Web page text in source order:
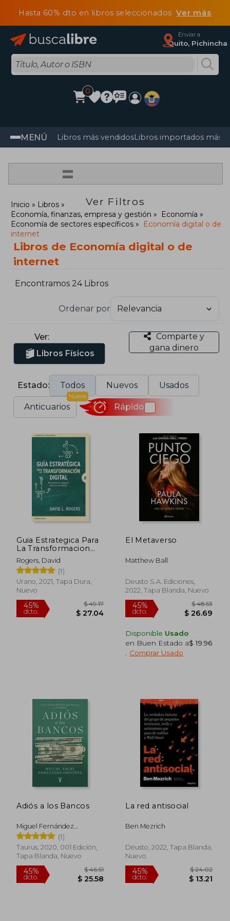
Hasta 60% dto en libros seleccionadosVer más
Enviar a
Quito, Pichincha
0
MENÚ Libros más vendidosLibros importados más
=
Ver Filtros
Inicio
Libros
Economía, finanzas, empresa y gestión
Economía
Economía de sectores específicos
Economía digital o de
internet
Libros de Economía digital o de
internet
Encontramos 24 Libros
Ordenar por
Ver:
Libros Físicos
Comparte y
gana dinero
Estado: Todos Nuevos Usados
Anticuarios
Nuevo
Rápido
Guia Estrategica Para
La Transformacion
Digital
Rogers, David
(1)
Urano, 2021, Tapa Dura,
Nuevo
El Metaverso
Matthew Ball
Deusto S.A. Ediciones,
2022, Tapa Blanda, Nuevo
Disponible Usado
en Buen Estado a$ 19.96
Comprar Usado
Adiós a los Bancos
Miguel Fernández
Ordoñez
(1)
Taurus, 2020, 001 Edición,
Tapa Blanda, Nuevo
La red antisocial
Ben Mezrich
Deusto, 2022, Tapa Blanda,
Nuevo